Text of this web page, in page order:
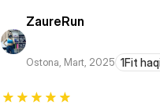
ZaureRun
Ostona, Mart, 2025 1Fit